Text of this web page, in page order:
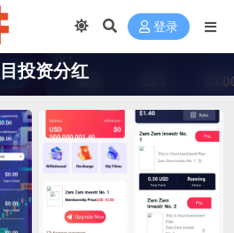
登录
投资分红